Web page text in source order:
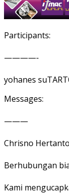
Participants:
————-
yohanes
Messages:
———
Chrisno
Berhubungan
Kami